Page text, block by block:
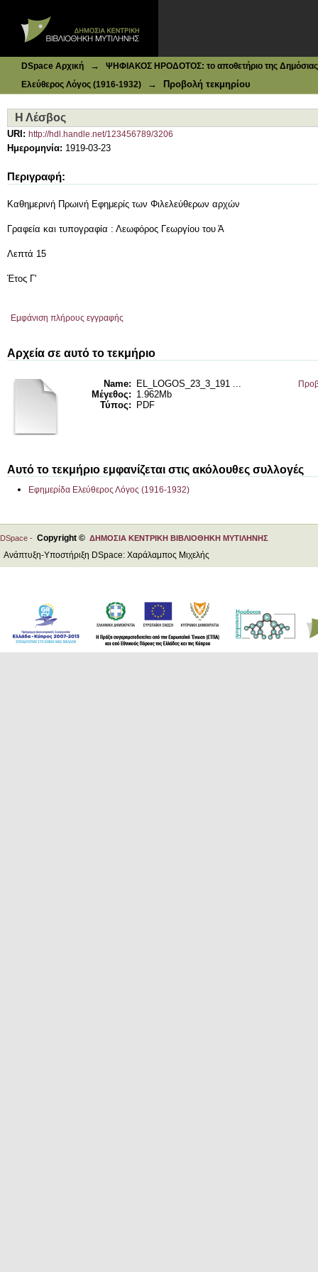
DSpace Αρχική →
ΨΗΦΙΑΚΟΣ ΗΡΟΔΟΤΟΣ: το αποθετήριο της Δημόσιας
Ελεύθερος Λόγος (1916-1932)
→ Προβολή τεκμηρίου
Η Λέσβος
URI: http://hdl.handle.net/123456789/3206
Ημερομηνία: 1919-03-23
Περιγραφή:
Καθημερινή Πρωινή Εφημερίς των Φιλελεύθερων αρχών
Γραφεία και τυπογραφία : Λεωφόρος Γεωργίου του Ά
Λεπτά 15
Έτος Γ'
Εμφάνιση πλήρους εγγραφής
Αρχεία σε αυτό το τεκμήριο
Name:
EL_LOGOS_23_3_191 ...
Μέγεθος: 1.962Mb
Τύπος:
PDF
Αυτό το τεκμήριο εμφανίζεται στις ακόλουθες συλλογές
Εφημερίδα Ελεύθερος Λόγος (1916-1932)
DSpace - Copyright © ΔΗΜΟΣΙΑ ΚΕΝΤΡΙΚΗ ΒΙΒΛΙΟΘΗΚΗ ΜΥΤΙΛΗΝΗΣ
Ανάπτυξη-Υποστήριξη DSpace: Χαράλαμπος Μιχελής